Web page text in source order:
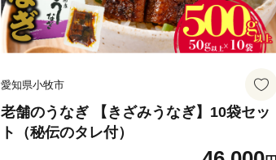
愛知県小牧市
老舗のうなぎ 【きざみうなぎ】10袋セッ
ト（秘伝のタレ付）